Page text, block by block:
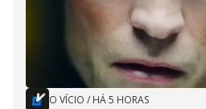
O VÍCIO / HÁ 5 HORAS